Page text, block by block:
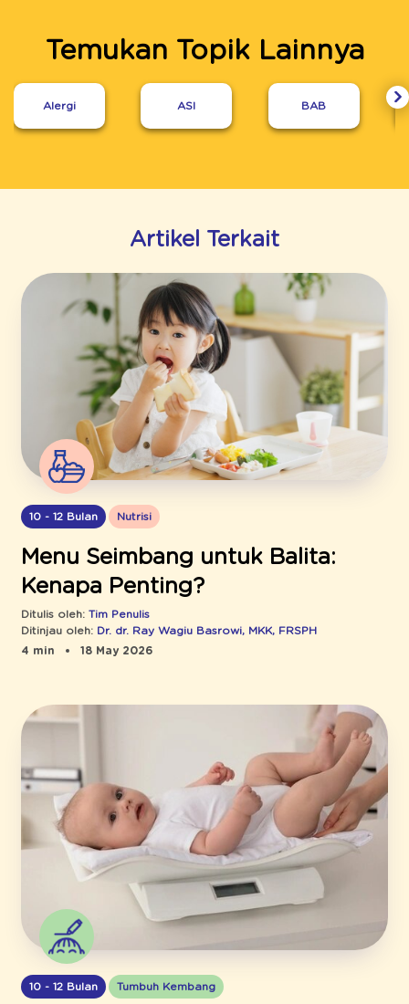
Temukan Topik Lainnya
Alergi ASI BAB
Artikel Terkait
10 - 12 Bulan Nutrisi
Menu Seimbang untuk Balita:
Kenapa Penting?
Ditulis oleh: Tim Penulis
Ditinjau oleh: Dr. dr. Ray Wagiu Basrowi, MKK, FRSPH
4 min
18 May 2026
10 - 12 Bulan Tumbuh Kembang